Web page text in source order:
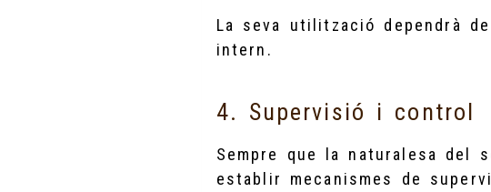
La seva utilització dependrà
intern.
4. Supervisió i control
Sempre que la naturalesa del
establir mecanismes de